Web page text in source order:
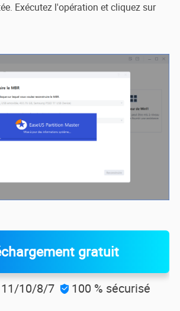
Exécutez l'opération et cliquez sur
gratuit
10/8/7  100 % sécurisé